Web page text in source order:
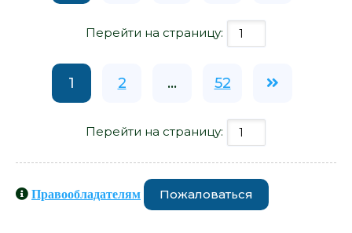
Перейти на страницу:
1 2 ... 52
Перейти на страницу:
Правообладателям Пожаловаться